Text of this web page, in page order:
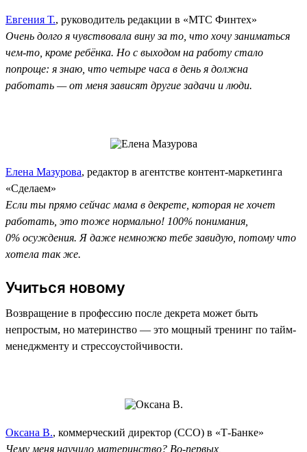
Евгения Т., руководитель редакции в «МТС Финтех»
Очень долго я чувствовала вину за то, что хочу заниматься
чем-то, кроме ребёнка. Но с выходом на работу стало
попроще: я знаю, что четыре часа в день я должна
работать — от меня зависят другие задачи и люди.
Елена Мазурова, редактор в агентстве контент-маркетинга
«Сделаем»
Если ты прямо сейчас мама в декрете, которая не хочет
работать, это тоже нормально! 100% понимания,
0% осуждения. Я даже немножко тебе завидую, потому что
хотела так же.
Учиться новому
Возвращение в профессию после декрета может быть
непростым, но материнство — это мощный тренинг по тайм-
менеджменту и стрессоустойчивости.
Оксана В., коммерческий директор (CCO) в «Т-Банке»
Чему меня научило материнство? Во-первых,